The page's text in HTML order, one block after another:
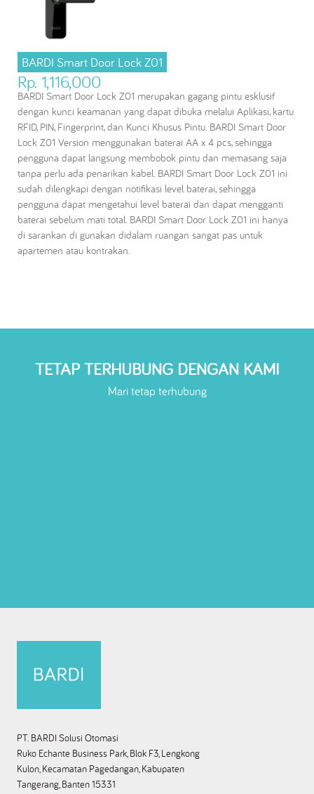
BARDI Smart Door Lock Z01
Rp. 1,116,000
BARDI Smart Door Lock Z01 merupakan gagang pintu esklusif
dengan kunci keamanan yang dapat dibuka melalui Aplikasi, kartu
RFID, PIN, Fingerprint, dan Kunci Khusus Pintu. BARDI Smart Door
Lock Z01 Version menggunakan baterai AA x 4 pcs, sehingga
pengguna dapat langsung membobok pintu dan memasang saja
tanpa perlu ada penarikan kabel. BARDI Smart Door Lock Z01 ini
sudah dilengkapi dengan notifikasi level baterai, sehingga
pengguna dapat mengetahui level baterai dan dapat mengganti
baterai sebelum mati total. BARDI Smart Door Lock Z01 ini hanya
di sarankan di gunakan didalam ruangan sangat pas untuk
apartemen atau kontrakan.
TETAP TERHUBUNG DENGAN KAMI
Mari tetap terhubung
PT. BARDI Solusi Otomasi
Ruko Echante Business Park, Blok F3, Lengkong
Kulon, Kecamatan Pagedangan, Kabupaten
Tangerang, Banten 15331